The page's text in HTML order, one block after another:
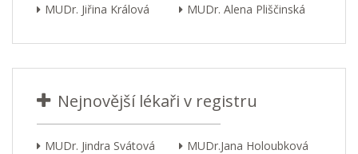
MUDr. Jiřina Králová
MUDr. Alena Pliščinská
Nejnovější lékaři v registru
MUDr. Jindra Svátová
MUDr.Jana Holoubková